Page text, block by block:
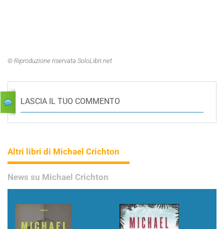
© Riproduzione riservata SoloLibri.net
LASCIA IL TUO COMMENTO
Altri libri di Michael Crichton
News su Michael Crichton